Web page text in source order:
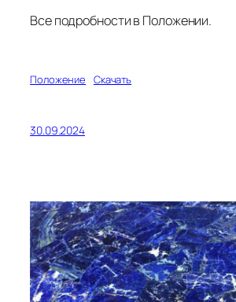
Все подробности в Положении.
Положение Скачать
30.09.2024